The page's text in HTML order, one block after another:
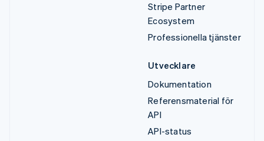
Stripe Partner
Ecosystem
Professionella tjänster
Utvecklare
Dokumentation
Referensmaterial för
API
API-status